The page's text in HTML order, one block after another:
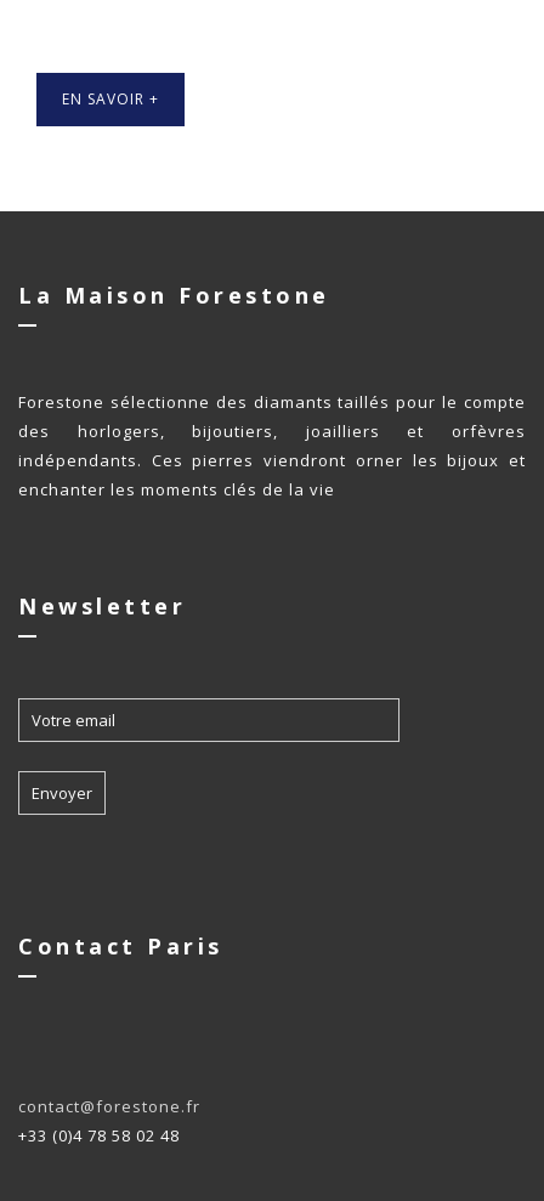
EN SAVOIR +
La Maison Forestone
Forestone sélectionne des diamants taillés pour le compte
des horlogers, bijoutiers, joailliers et orfèvres
indépendants. Ces pierres viendront orner les bijoux et
enchanter les moments clés de la vie
Newsletter
Contact Paris
contact@forestone.fr
+33 (0)4 78 58 02 48